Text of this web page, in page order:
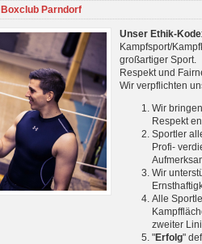
Boxclub Parndorf
Unser Ethik-
Kampfsport/
großartiger Sport.
Respekt und
Wir verpflichten
Wir
Respekt
Sportler
Profi-
Wir
Alle
zweiter
"Erfolg"